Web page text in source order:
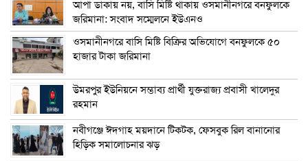
আপা ডাকায় নয়, বাসি মিষ্টি থাকায় ওসমানীনগরে বনফুলকে
জরিমানা: সংবাদ সম্মেলনে ইউএনও
ওসমানীনগরে বাসি মিষ্টি বিক্রির অভিযোগে বনফুলকে ৫০
হাজার টাকা জরিমানা
উমরপুর ইউনিয়নে সম্ভাব্য প্রার্থী যুক্তরাজ্য প্রবাসী খালেদুর
রহমান
নবীগঞ্জে ঈদগাহ ময়দানে টিকটক, ফেসবুক রিল বানানোর
হিড়িক সমালোচনার ঝড়